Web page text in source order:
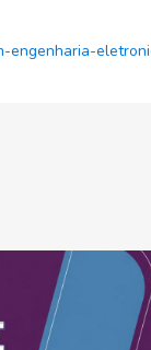
engenharia-